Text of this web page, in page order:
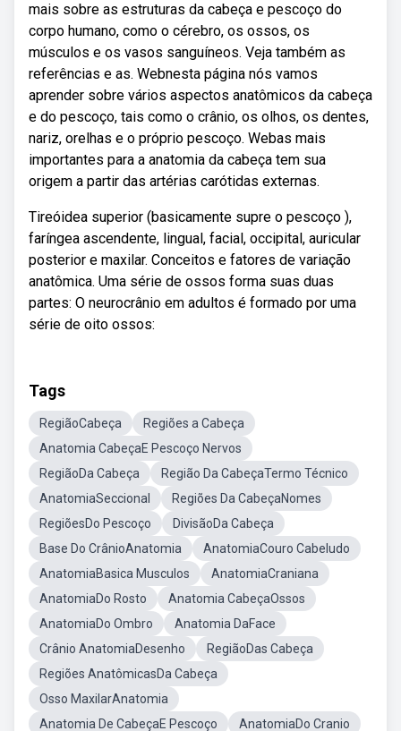
mais sobre as estruturas da cabeça e pescoço do
corpo humano, como o cérebro, os ossos, os
músculos e os vasos sanguíneos. Veja também as
referências e as. Webnesta página nós vamos
aprender sobre vários aspectos anatômicos da cabeça
e do pescoço, tais como o crânio, os olhos, os dentes,
nariz, orelhas e o próprio pescoço. Webas mais
importantes para a anatomia da cabeça tem sua
origem a partir das artérias carótidas externas.
Tireóidea superior (basicamente supre o pescoço ),
faríngea ascendente, lingual, facial, occipital, auricular
posterior e maxilar. Conceitos e fatores de variação
anatômica. Uma série de ossos forma suas duas
partes: O neurocrânio em adultos é formado por uma
série de oito ossos:
Tags
RegiãoCabeça
Regiões a Cabeça
Anatomia CabeçaE Pescoço Nervos
RegiãoDa Cabeça
Região Da CabeçaTermo Técnico
AnatomiaSeccional
Regiões Da CabeçaNomes
RegiõesDo Pescoço
DivisãoDa Cabeça
Base Do CrânioAnatomia
AnatomiaCouro Cabeludo
AnatomiaBasica Musculos
AnatomiaCraniana
AnatomiaDo Rosto
Anatomia CabeçaOssos
AnatomiaDo Ombro
Anatomia DaFace
Crânio AnatomiaDesenho
RegiãoDas Cabeça
Regiões AnatômicasDa Cabeça
Osso MaxilarAnatomia
Anatomia De CabeçaE Pescoço
AnatomiaDo Cranio